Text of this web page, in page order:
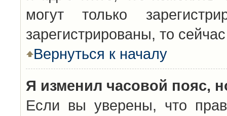
могут только
зарегистрированы, то
Вернуться к началу
Я изменил часовой пояс,
Если вы уверены, что